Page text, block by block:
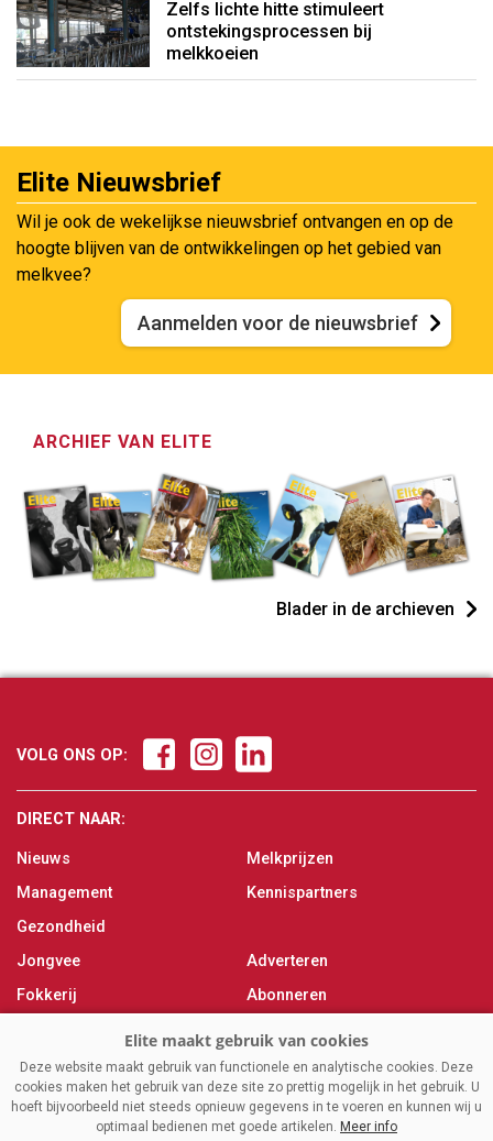
Zelfs lichte hitte stimuleert
ontstekingsprocessen bij
melkkoeien
Elite Nieuwsbrief
Wil je ook de wekelijkse nieuwsbrief ontvangen en op de
hoogte blijven van de ontwikkelingen op het gebied van
melkvee?
Aanmelden voor de nieuwsbrief
ARCHIEF VAN ELITE
Blader in de archieven
VOLG ONS OP:
DIRECT NAAR:
Nieuws
Management
Gezondheid
Jongvee
Fokkerij
Melken
Magazine
Melkprijzen
Kennispartners
Adverteren
Abonneren
Contact
Deze website maakt gebruik van functionele en analytische cookies. Deze
cookies maken het gebruik van deze site zo prettig mogelijk in het gebruik. U
hoeft bijvoorbeeld niet steeds opnieuw gegevens in te voeren en kunnen wij u
optimaal bedienen met goede artikelen. Meer info